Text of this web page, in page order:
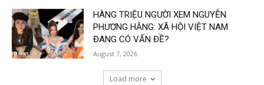
HÀNG TRIỆU NGƯỜI XEM NGUYỄN
PHƯƠNG HẰNG: XÃ HỘI VIỆT NAM
ĐANG CÓ VẤN ĐỀ?
August 7, 2026
Load more